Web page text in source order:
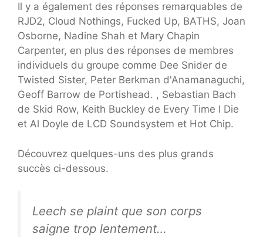
Il y a également des réponses remarquables de
RJD2, Cloud Nothings, Fucked Up, BATHS, Joan
Osborne, Nadine Shah et Mary Chapin
Carpenter, en plus des réponses de membres
individuels du groupe comme Dee Snider de
Twisted Sister, Peter Berkman d'Anamanaguchi,
Geoff Barrow de Portishead. , Sebastian Bach
de Skid Row, Keith Buckley de Every Time I Die
et Al Doyle de LCD Soundsystem et Hot Chip.
Découvrez quelques-uns des plus grands
succès ci-dessous.
Leech se plaint que son corps
saigne trop lentement…